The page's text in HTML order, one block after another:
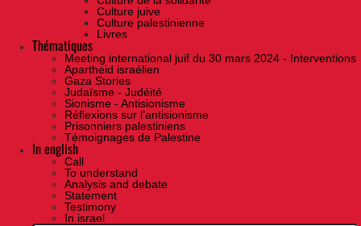
Culture juive
Culture palestinienne
Livres
Thématiques
Meeting international juif du 30 mars 2024 - Interventions
Apartheid israélien
Gaza Stories
Judaïsme - Judéité
Sionisme - Antisionisme
Réflexions sur l’antisionisme
Prisonniers palestiniens
Témoignages de Palestine
In english
Call
To understand
Analysis and debate
Statement
Testimony
In israel